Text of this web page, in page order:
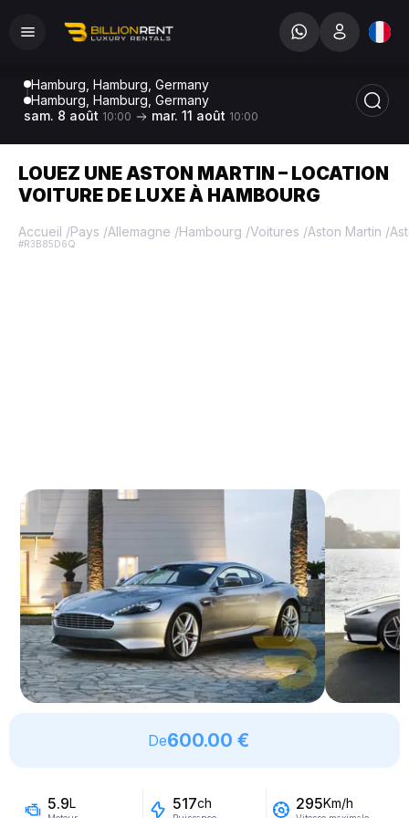
Hamburg, Hamburg, Germany
Hamburg, Hamburg, Germany
sam. 8 août 10:00 mar. 11 août 10:00
LOUEZ UNE ASTON MARTIN – LOCATION
VOITURE DE LUXE À HAMBOURG
Accueil /Pays /Allemagne /Hambourg /Voitures /Aston Martin /
#R3B85D6Q
De600.00 €
5.9L 517ch 295Km/h